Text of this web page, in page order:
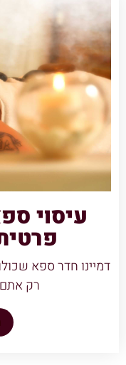
עיסוי
דמיינו חדר ספא
רק